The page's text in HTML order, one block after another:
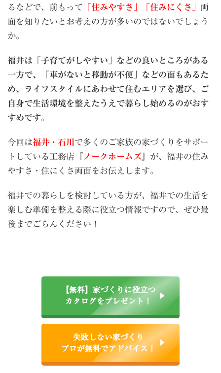
るなどで、前もって 「住みやすさ」「住みにくさ」 両
面を知りたいとお考えの方が多いのではないでしょう
か。
福井は「 子育てがしやすい」などの良いところがある
一方で、「車がないと移動が不便」などの面もあるた
め、ライフスタイルにあわせて住むエリアを選び、ご
自身で生活環境を整えたうえで暮らし始めるのがおす
すめです。
今回は福井・石川 で多くのご家族の家づくりをサポー
トしている工務店『 ノークホームズ 』が、福井の住み
やすさ・住にくさ両面をお伝えします。
福井での暮らしを検討している方が、福井での生活を
楽しむ準備を整える際に役立つ情報ですので、ぜひ最
後までごらんください！
【無料】家づくりに役立つ
カタログをプレゼント！
失敗しない家づくり
プロが無料でアドバイス！